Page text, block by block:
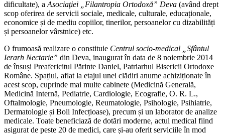
dificultate), a Asociaţiei „Filantropia Ortodoxă” Deva (având drept
scop oferirea de servicii sociale, medicale, culturale, educaționale,
economice și de mediu copiilor, tinerilor, persoanelor cu dizabilități
și persoanelor vârstnice) etc.
O frumoasă realizare o constituie Centrul socio-medical „Sfântul
Ierarh Nectarie” din Deva, inaugurat în data de 8 noiembrie 2014
de însuși Preafericitul Părinte Daniel, Patriarhul Bisericii Ortodoxe
Române. Spațiul, aflat la etajul unei clădiri anume achiziționate în
acest scop, cuprinde mai multe cabinete (Medicină Generală,
Medicină Internă, Pediatrie, Cardiologie, Ecografie, O. R. L.,
Oftalmologie, Pneumologie, Reumatologie, Psihologie, Psihiatrie,
Dermatologie și Boli Infecțioase), precum și un laborator de analize
medicale. Toate beneficiază de dotări moderne, actul medical fiind
asigurat de peste 20 de medici, care și-au oferit serviciile în mod